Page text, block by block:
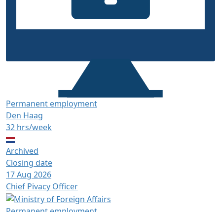
Permanent employment
Den Haag
32 hrs/week
Archived
Closing date
17 Aug 2026
Chief Pivacy Officer